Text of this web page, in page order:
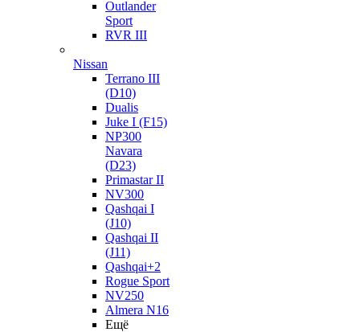
Outlander
Sport
RVR III
Nissan
Terrano III
(D10)
Dualis
Juke I (F15)
NP300
Navara
(D23)
Primastar II
NV300
Qashqai I
(J10)
Qashqai II
(J11)
Qashqai+2
Rogue Sport
NV250
Almera N16
Ещё